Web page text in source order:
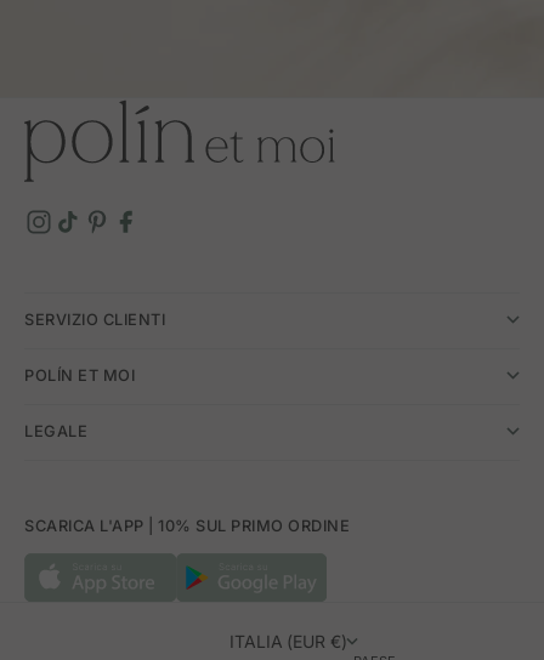
SERVIZIO CLIENTI
POLÍN ET MOI
LEGALE
SCARICA L'APP | 10% SUL PRIMO ORDINE
ITALIA (EUR €)